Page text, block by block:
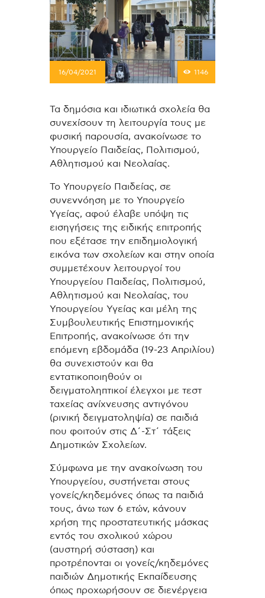
16/04/2021 1146
Τα δημόσια και ιδιωτικά σχολεία θα
συνεχίσουν τη λειτουργία τους με
φυσική παρουσία, ανακοίνωσε το
Υπουργείο Παιδείας, Πολιτισμού,
Αθλητισμού και Νεολαίας.
Το Υπουργείο Παιδείας, σε
συνεννόηση με το Υπουργείο
Υγείας, αφού έλαβε υπόψη τις
εισηγήσεις της ειδικής επιτροπής
που εξέτασε την επιδημιολογική
εικόνα των σχολείων και στην οποία
συμμετέχουν λειτουργοί του
Υπουργείου Παιδείας, Πολιτισμού,
Αθλητισμού και Νεολαίας, του
Υπουργείου Υγείας και μέλη της
Συμβουλευτικής Επιστημονικής
Επιτροπής, ανακοίνωσε ότι την
επόμενη εβδομάδα (19-23 Απριλίου)
θα συνεχιστούν και θα
εντατικοποιηθούν οι
δειγματοληπτικοί έλεγχοι με τεστ
ταχείας ανίχνευσης αντιγόνου
(ρινική δειγματοληψία) σε παιδιά
που φοιτούν στις Δ΄-Στ΄ τάξεις
Δημοτικών Σχολείων.
Σύμφωνα με την ανακοίνωση του
Υπουργείου, συστήνεται στους
γονείς/κηδεμόνες όπως τα παιδιά
τους, άνω των 6 ετών, κάνουν
χρήση της προστατευτικής μάσκας
εντός του σχολικού χώρου
(αυστηρή σύσταση) και
προτρέπονται οι γονείς/κηδεμόνες
παιδιών Δημοτικής Εκπαίδευσης
όπως προχωρήσουν σε διενέργεια